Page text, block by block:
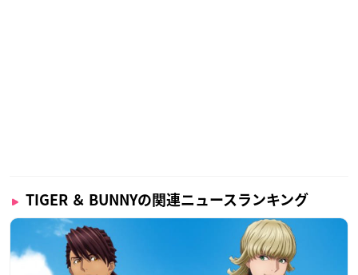
TIGER ＆ BUNNYの関連ニュースランキング